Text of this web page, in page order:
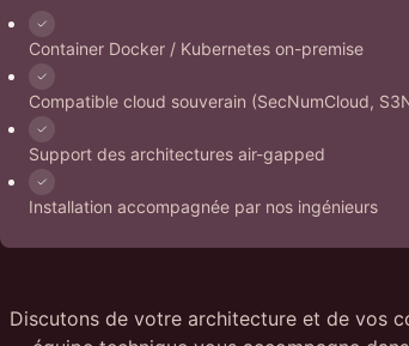
Container Docker / Kubernetes on-premise
Compatible cloud souverain (SecNumCloud,
Support des architectures air-gapped
Installation accompagnée par nos ingénieurs
Discutons de votre architecture et de vos